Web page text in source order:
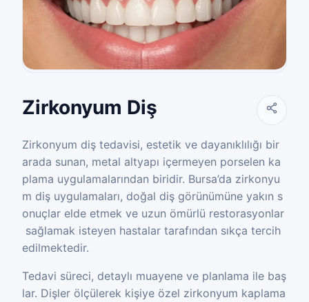
Zirkonyum Diş
Zirkonyum diş tedavisi, estetik ve dayanıklılığı bir
arada sunan, metal altyapı içermeyen porselen ka
plama uygulamalarından biridir. Bursa’da zirkonyu
m diş uygulamaları, doğal diş görünümüne yakın s
onuçlar elde etmek ve uzun ömürlü restorasyonlar
sağlamak isteyen hastalar tarafından sıkça tercih
edilmektedir.
Tedavi süreci, detaylı muayene ve planlama ile baş
lar. Dişler ölçülerek kişiye özel zirkonyum kaplama